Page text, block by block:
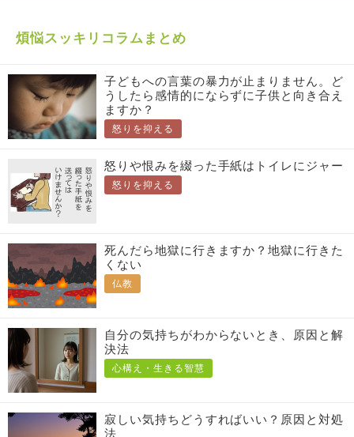
煩悩スッキリコラムまとめ
子どもへの言葉の暴力が止まりません。ど
うしたら感情的にならずに子供と向き合え
ますか？
怒りを抑える
怒りや恨みを綴った手紙はトイレにジャー
怒りを抑える
死んだら地獄に行きますか？地獄に行きた
くない
仏教
自分の気持ちがわからないとき、原因と解
決法
心構え・生きる智慧
寂しい気持ちどうすればいい？原因と対処
法